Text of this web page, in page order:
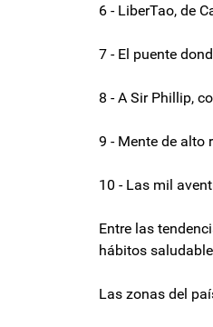
6 - LiberTao, de
7 - El puente
8 - A Sir Phillip,
9 - Mente de alto
10 - Las mil
Entre las
hábitos
Las zonas del